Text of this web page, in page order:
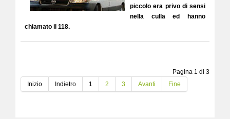
piccolo era privo di sensi
nella culla ed hanno
chiamato il 118.
Pagina 1 di 3
Inizio
Indietro 1 2 3 Avanti Fine